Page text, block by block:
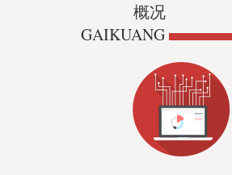
概况
GAIKUANG